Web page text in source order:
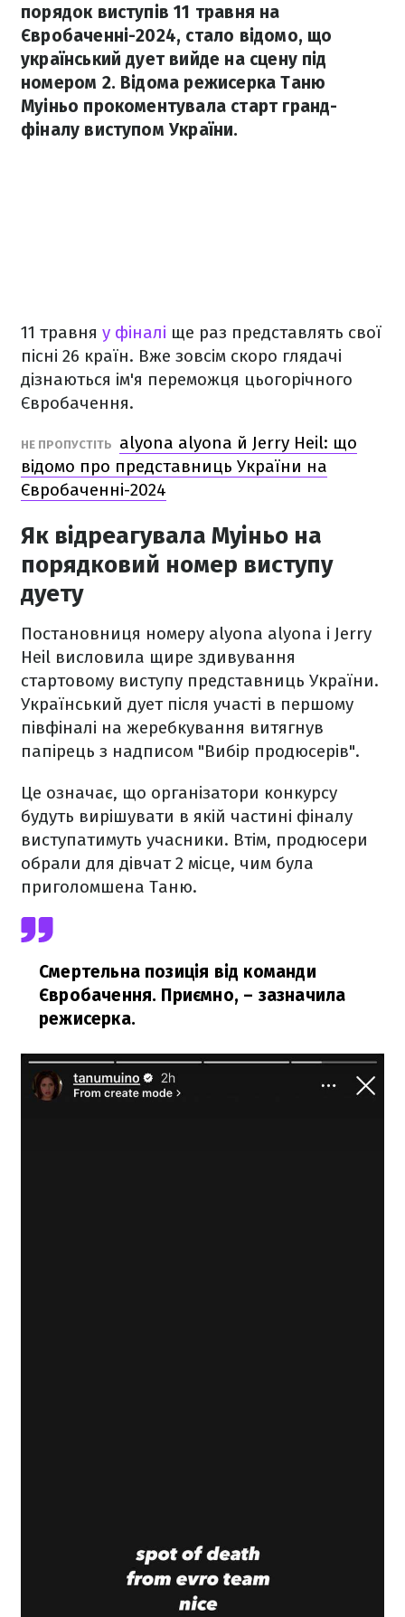
порядок виступів 11 травня на
Євробаченні-2024, стало відомо, що
український дует вийде на сцену під
номером 2. Відома режисерка Таню
Муіньо прокоментувала старт гранд-
фіналу виступом України.
11 травня у фіналі ще раз представлять свої
пісні 26 країн. Вже зовсім скоро глядачі
дізнаються ім'я переможця цьогорічного
Євробачення.
НЕ ПРОПУСТІТЬ
alyona alyona й Jerry Heil: що
відомо про представниць України на
Євробаченні-2024
Як відреагувала Муіньо на
порядковий номер виступу
дуету
Постановниця номеру alyona alyona і Jerry
Heil висловила щире здивування
стартовому виступу представниць України.
Український дует після участі в першому
півфіналі на жеребкування витягнув
папірець з надписом "Вибір продюсерів".
Це означає, що організатори конкурсу
будуть вирішувати в якій частині фіналу
виступатимуть учасники. Втім, продюсери
обрали для дівчат 2 місце, чим була
приголомшена Таню.
Смертельна позиція від команди
Євробачення. Приємно, – зазначила
режисерка.